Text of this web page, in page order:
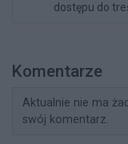
dostępu do
Komentarze
Aktualnie nie ma
swój komentarz.